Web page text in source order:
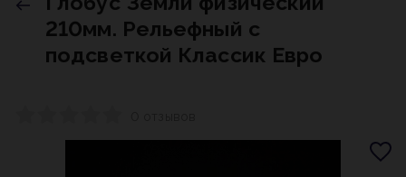
210мм. Рельефный с
подсветкой Классик Евро